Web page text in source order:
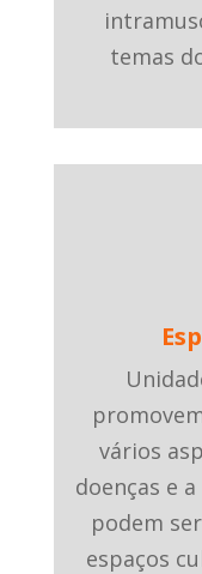
temas
vários
doenças e
podem
espaços